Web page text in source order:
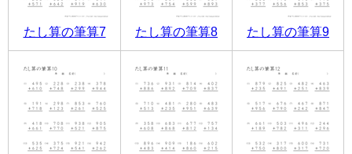
たし算の筆算7 たし算の筆算8 たし算の筆算9